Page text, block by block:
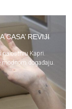
CASA’ REVIJI
ostrvu Kapri.
događaju.